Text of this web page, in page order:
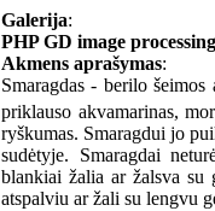
Galerija:
PHP GD image
Akmens aprašymas:
Smaragdas - berilo
priklauso akvamarinas,
ryškumas. Smaragdui jo
sudėtyje. Smaragdai
blankiai žalia ar žalsva su
atspalviu ar žali su lengvu